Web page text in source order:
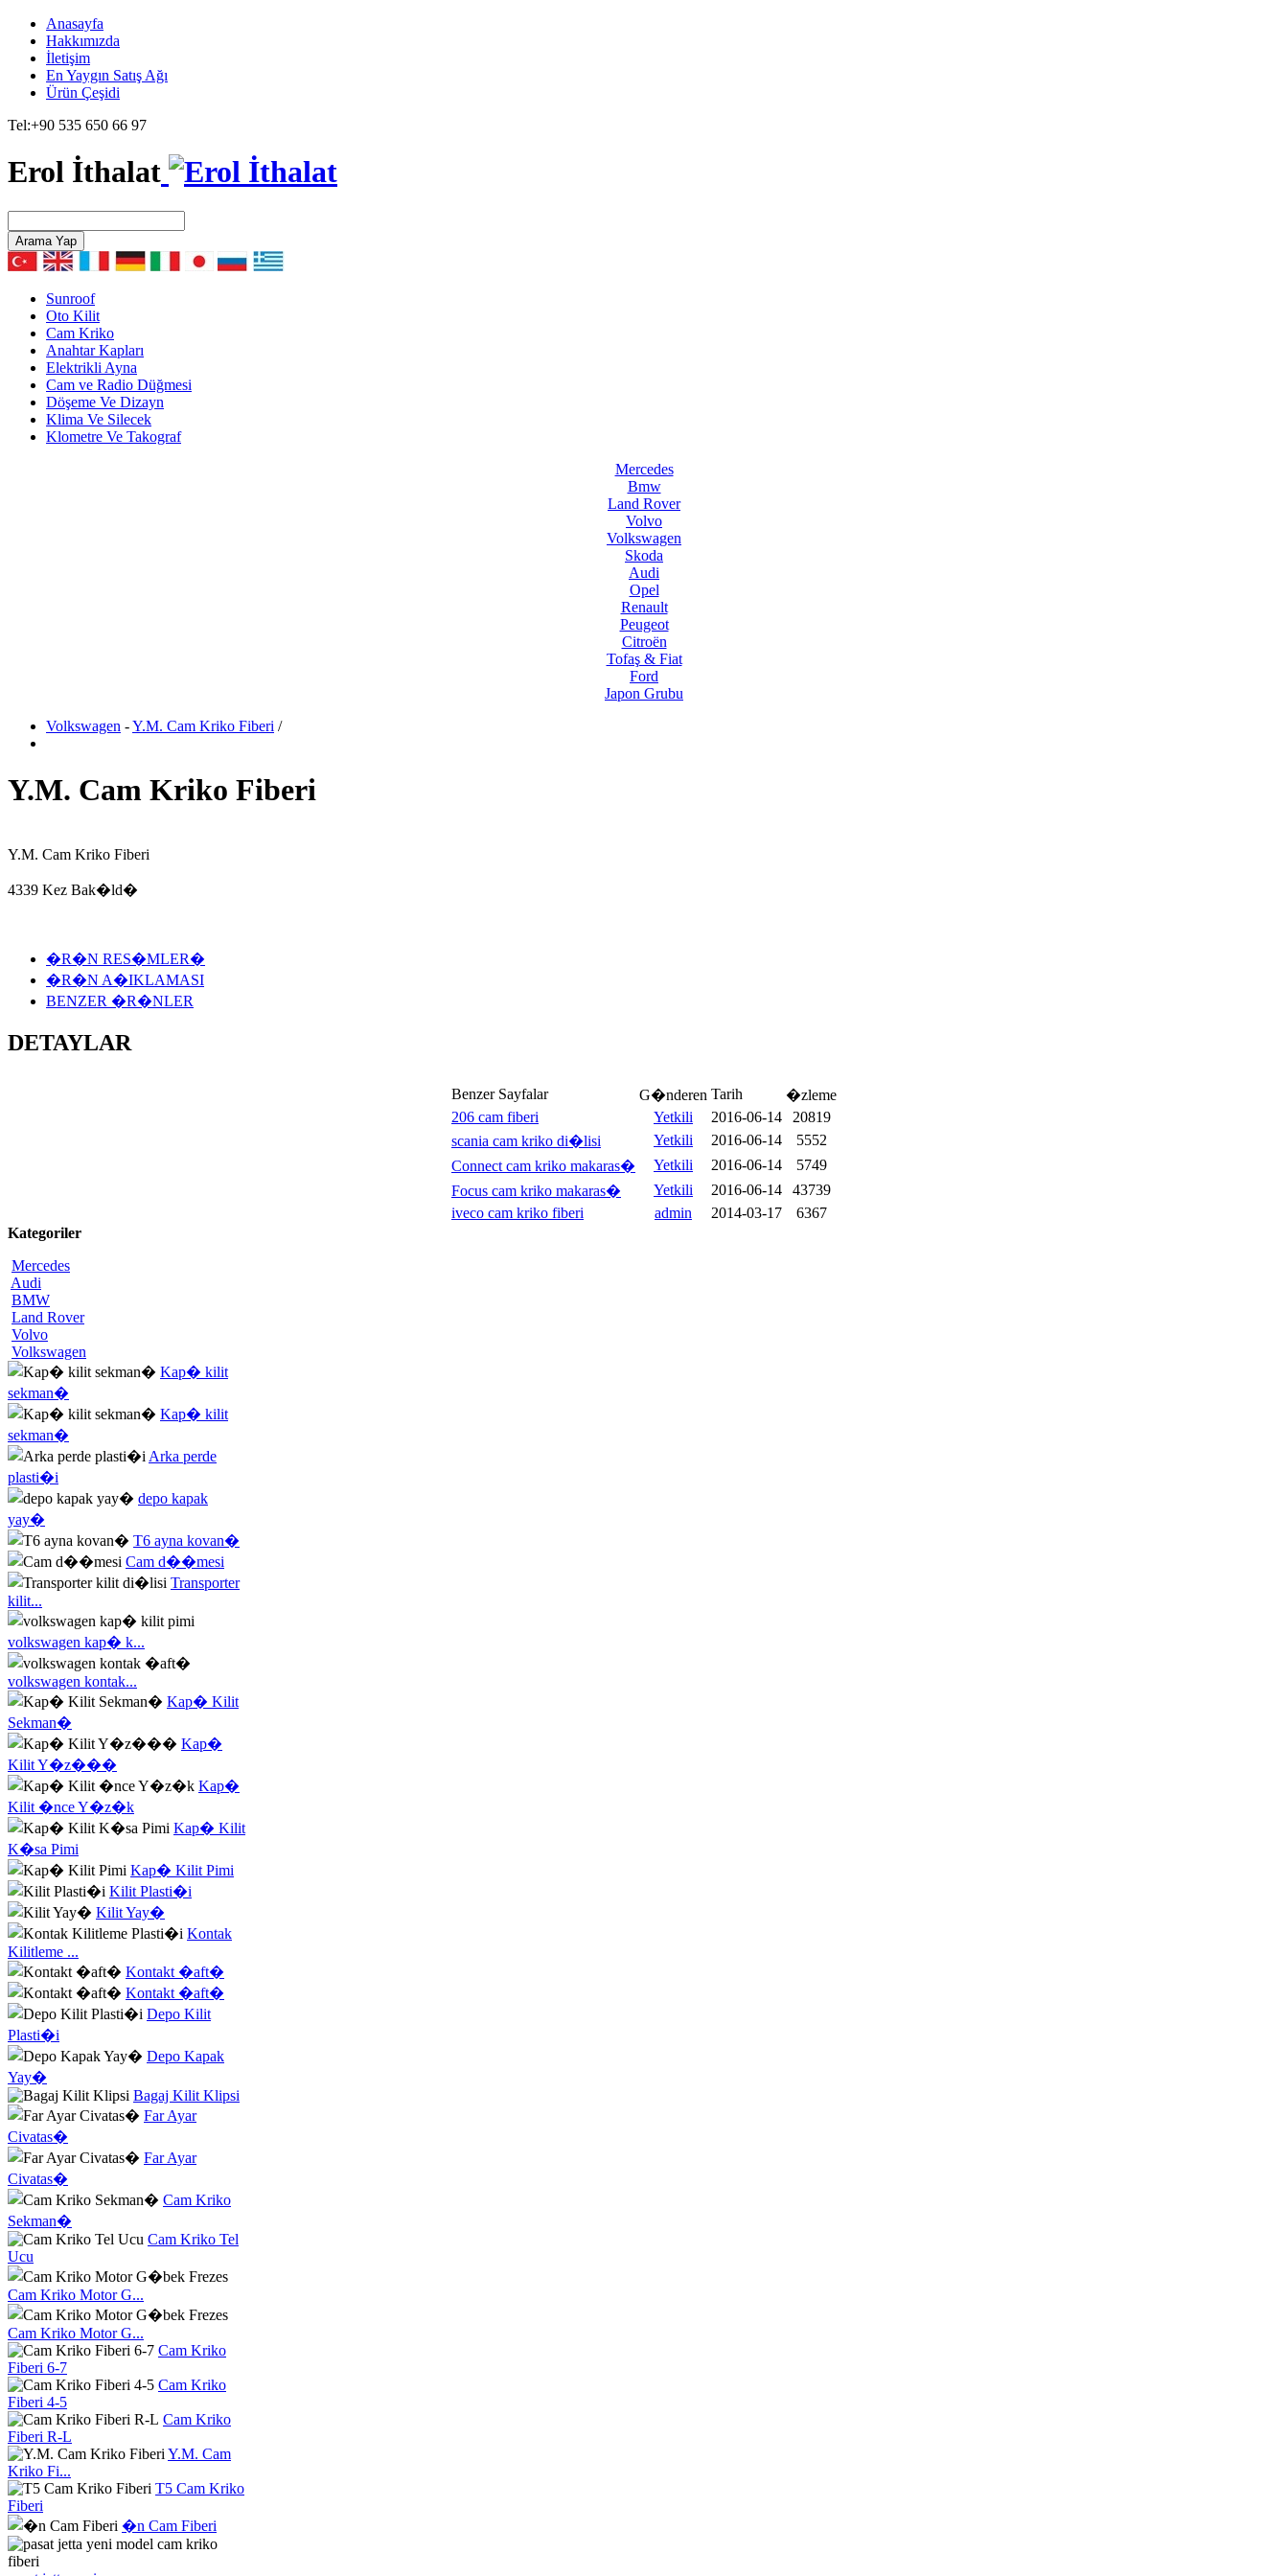
Anasayfa
Hakkımızda
İletişim
En Yaygın Satış Ağı
Ürün Çeşidi
Tel:+90 535 650 66 97
Erol İthalat
Arama Yap
Sunroof
Oto Kilit
Cam Kriko
Anahtar Kapları
Elektrikli Ayna
Cam ve Radio Düğmesi
Döşeme Ve Dizayn
Klima Ve Silecek
Klometre Ve Takograf
Mercedes
Bmw
Land Rover
Volvo
Volkswagen
Skoda
Audi
Opel
Renault
Peugeot
Citroën
Tofaş & Fiat
Ford
Japon Grubu
Volkswagen -Y.M. Cam Kriko Fiberi /
Y.M. Cam Kriko Fiberi
Y.M. Cam Kriko Fiberi
4339 Kez Bak�ld�
�R�N RES�MLER�
�R�N A�IKLAMASI
BENZER �R�NLER
DETAYLAR
Benzer Sayfalar G�nderen Tarih
�zleme
206 cam fiberi
Yetkili 2016-06-14
20819
scania cam kriko di�lisi
Yetkili 2016-06-14
5552
Connect cam kriko makaras�
Yetkili 2016-06-14
5749
Focus cam kriko makaras�
Yetkili 2016-06-14
43739
iveco cam kriko fiberi
admin 2014-03-17
6367
Kategoriler
Mercedes
Audi
BMW
Land Rover
Volvo
Volkswagen
Kap� kilit
sekman�
Kap� kilit
sekman�
Arka perde
plasti�i
depo kapak
yay�
T6 ayna kovan�
Cam d��mesi
Transporter
kilit...
volkswagen kap� k...
volkswagen kontak...
Kap� Kilit
Sekman�
Kap�
Kilit Y�z���
Kap�
Kilit �nce Y�z�k
Kap� Kilit
K�sa Pimi
Kap� Kilit Pimi
Kilit Plasti�i
Kilit Yay�
Kontak
Kilitleme ...
Kontakt �aft�
Kontakt �aft�
Depo Kilit
Plasti�i
Depo Kapak
Yay�
Bagaj Kilit Klipsi
Far Ayar
Civatas�
Far Ayar
Civatas�
Cam Kriko
Sekman�
Cam Kriko Tel
Ucu
Cam Kriko Motor G...
Cam Kriko Motor G...
Cam Kriko
Fiberi 6-7
Cam Kriko
Fiberi 4-5
Cam Kriko
Fiberi R-L
Y.M. Cam
Kriko Fi...
T5 Cam Kriko
Fiberi
�n Cam Fiberi